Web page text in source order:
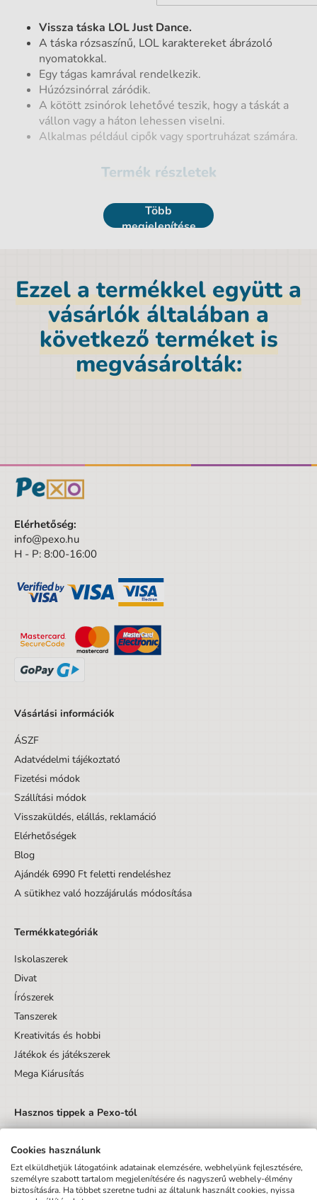
Vissza táska LOL Just Dance.
A táska rózsaszínű, LOL karaktereket ábrázoló
nyomatokkal.
Egy tágas kamrával rendelkezik.
Húzózsinórral záródik.
A kötött zsinórok lehetővé teszik, hogy a táskát a
vállon vagy a háton lehessen viselni.
Alkalmas például cipők vagy sportruházat számára.
Termék részletek
Márka
Paso
Nem
Lány
rózsaszín
Korig
10 év
Készlet/Szett/Csomag
Dizájnos tétel
Minta
Több
megjelenítése
Ezzel a termékkel együtt a
vásárlók általában a
következő terméket is
megvásárolták:
Elérhetőség:
info@pexo.hu
H - P: 8:00-16:00
Vásárlási információk
ÁSZF
Adatvédelmi tájékoztató
Fizetési módok
Szállítási módok
Visszaküldés, elállás, reklamáció
Elérhetőségek
Blog
Ajándék 6990 Ft feletti rendeléshez
A sütikhez való hozzájárulás módosítása
Termékkategóriák
Iskolaszerek
Divat
Írószerek
Tanszerek
Kreativitás és hobbi
Játékok és játékszerek
Mega Kiárusítás
Hasznos tippek a Pexo-tól
Küldés
Cookies használunk
Ezt elküldhetjük látogatóink adatainak elemzésére, webhelyünk fejlesztésére,
személyre szabott tartalom megjelenítésére és nagyszerű webhely-élmény
biztosítására. Ha többet szeretne tudni az általunk használt cookies, nyissa